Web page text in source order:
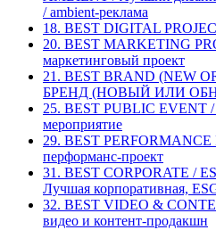
/ ambient-реклама
18. BEST DIGITAL
20. BEST MARKETING
маркетинговый проеĸт
21. BEST BRAND (NEW
БРЕНД (НОВЫЙ ИЛИ
25. BEST PUBLIC EVENT /
мероприятие
29. BEST
перформанс-проект
31. BEST CORPORATE /
Лучшая корпоративная,
32. BEST VIDEO &
видео и контент-продакшн